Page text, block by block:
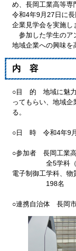
め、長岡工業高等専
令和4年9月27日に
企業見学会を実施し
参加した学生のア
地域企業への興味
内 容
○目 的 地域に魅力
ってもらい、地域
る。
○日 時 令和4年9月
○参加者 長岡工業
全5学科（機械
電子制御工学科、物
198名
○連携自治体 長岡